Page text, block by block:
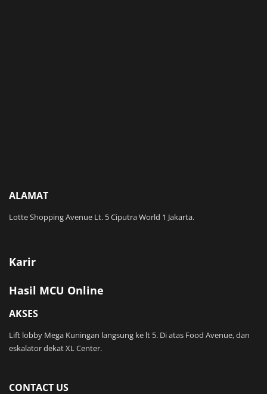
ALAMAT
Lotte Shopping Avenue Lt. 5 Ciputra World 1 Jakarta.
Karir
Hasil MCU Online
AKSES
Lift lobby Mega Kuningan langsung ke lt 5. Di atas Food Avenue, dan
eskalator dekat XL Center.
CONTACT US